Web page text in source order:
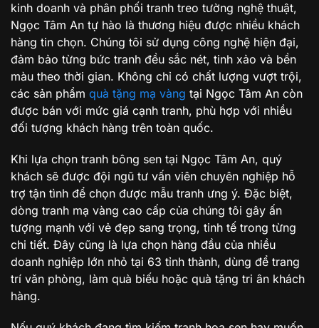
kinh doanh và phân phối tranh treo tường nghệ thuật,
Ngọc Tâm An tự hào là thương hiệu được nhiều khách
hàng tin chọn. Chúng tôi sử dụng công nghệ hiện đại,
đảm bảo từng bức tranh đều sắc nét, tinh xảo và bền
màu theo thời gian. Không chỉ có chất lượng vượt trội,
các sản phẩm quà tặng mạ vàng tại Ngọc Tâm An còn
được bán với mức giá cạnh tranh, phù hợp với nhiều
đối tượng khách hàng trên toàn quốc.
Khi lựa chọn tranh bông sen tại Ngọc Tâm An, quý
khách sẽ được đội ngũ tư vấn viên chuyên nghiệp hỗ
trợ tận tình để chọn được mẫu tranh ưng ý. Đặc biệt,
dòng tranh mạ vàng cao cấp của chúng tôi gây ấn
tượng mạnh với vẻ đẹp sang trọng, tinh tế trong từng
chi tiết. Đây cũng là lựa chọn hàng đầu của nhiều
doanh nghiệp lớn nhỏ tại 63 tỉnh thành, dùng để trang
trí văn phòng, làm quà biếu hoặc quà tặng tri ân khách
hàng.